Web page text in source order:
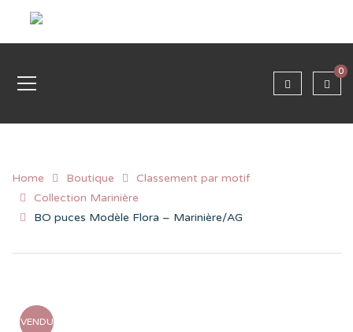
0
Home Boutique
Classement par motif
Collection Marinière
BO puces Modèle Flora – Marinière/AG
VENDU